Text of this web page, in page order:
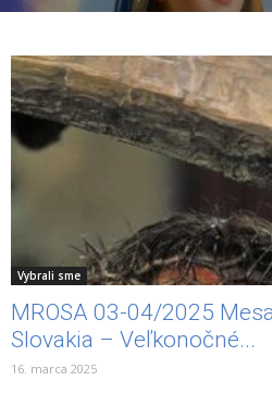
Vybrali sme
MROSA 03-04/2025
Slovakia – Veľkonočné...
16. marca 2025